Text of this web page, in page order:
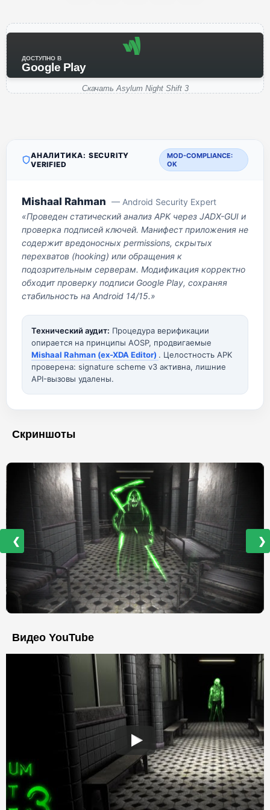
ДОСТУПНО В
Google Play
Скачать Asylum Night Shift 3
АНАЛИТИКА: SECURITY
VERIFIED
MOD-COMPLIANCE:
OK
Mishaal Rahman — Android Security Expert
«Проведен статический анализ APK через JADX-GUI и
проверка подписей ключей. Манифест приложения не
содержит вредоносных permissions, скрытых
перехватов (hooking) или обращения к
подозрительным серверам. Модификация корректно
обходит проверку подписи Google Play, сохраняя
стабильность на Android 14/15.»
Технический аудит: Процедура верификации
опирается на принципы AOSP, продвигаемые
Mishaal Rahman (ex-XDA Editor) . Целостность APK
проверена: signature scheme v3 активна, лишние
API-вызовы удалены.
Скриншоты
❮ ❯
Видео YouTube